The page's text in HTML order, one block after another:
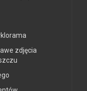
zdjęcia